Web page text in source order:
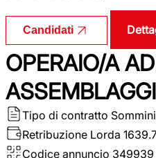
Candidati
OPERAIO/A
Tipo di contratto
Retribuzione Lorda
Codice annuncio 349939